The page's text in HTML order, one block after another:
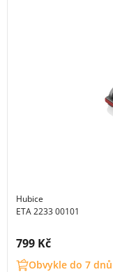
Hubice
ETA 2233 00101
Cena s DPH:
799 Kč
Obvykle do 7 dnů